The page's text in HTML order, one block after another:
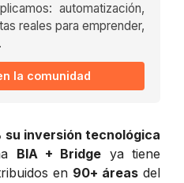
automatización,
reales para emprender,
la comunidad
su inversión tecnológica
BIA + Bridge ya tiene
en 90+ áreas del